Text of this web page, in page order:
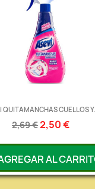
QUITAMANCHAS CUELLOS
2,69 €2,50 €
AL